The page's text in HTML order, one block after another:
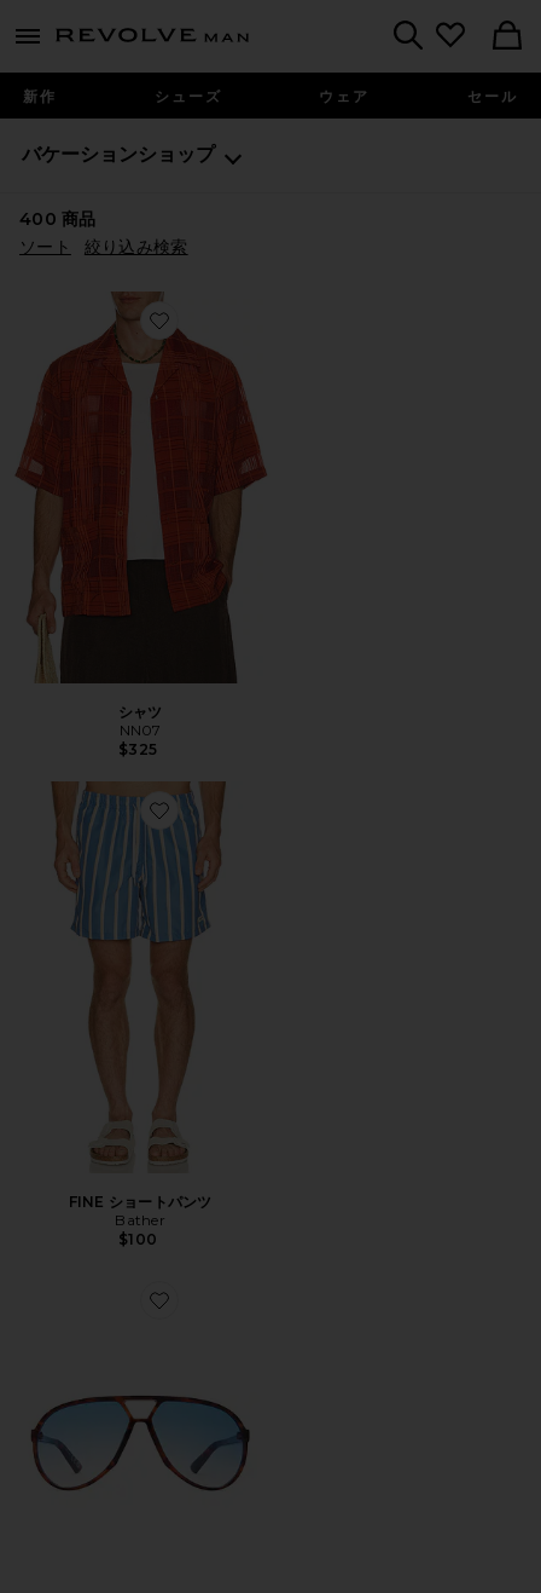
menu - shows more content
Revolve
新作 シューズ ウェア セール
バケーションショップ
400 商品
ソート
絞り込み検索
Favorite シャツ
シャツ
NN07
$325
Favorite FINE ショートパンツ
FINE ショートパンツ
Bather
$100